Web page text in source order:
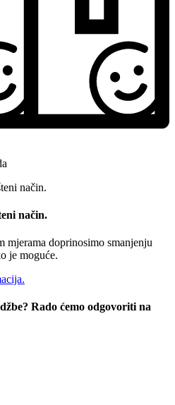
način.
doprinosimo smanjenju
je moguće.
Rado ćemo odgovoriti na